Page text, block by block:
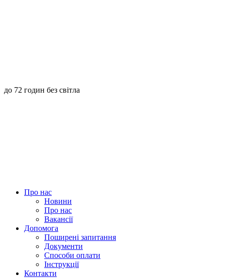
до 72 годин без світла
Про нас
Новини
Про нас
Вакансії
Допомога
Поширені запитання
Документи
Способи оплати
Інструкції
Контакти